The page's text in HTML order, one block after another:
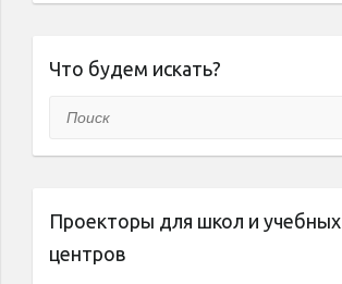
Что будем искать?
Поиск
Проекторы для школ и учебных
центров